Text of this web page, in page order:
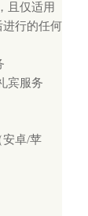
且仅适用
进行的任何
宾服务
安卓/苹